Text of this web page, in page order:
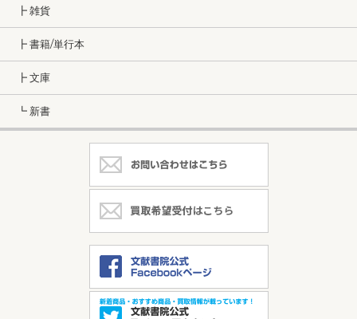
┣ 雑貨
┣ 書籍/単行本
┣ 文庫
┗ 新書